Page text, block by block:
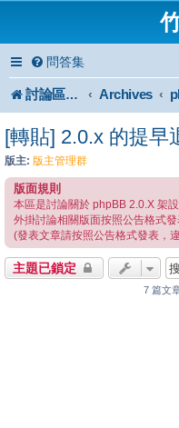
問答集
討論區首頁 Archives
[轉貼] 2.0.x 的提早
版主: 版主管理群
版面規則
本區是討論關於 phpBB 2.0.X 架
外掛討論相關版面按照公告格式發
(發表文章請按照公告格式發表，
主題已鎖定
7 篇文